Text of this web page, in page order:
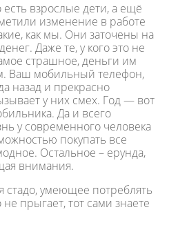
есть взрослые дети, а ещё
изменение в работе
как мы. Они заточены на
Даже те, у кого это не
страшное, деньги им
Ваш мобильный телефон,
назад и прекрасно
у них смех. Год — вот
Да и всего
у современного человека
покупать все
Остальное – ерунда,
внимания.
стадо, умеющее потреблять
прыгает, тот сами знаете